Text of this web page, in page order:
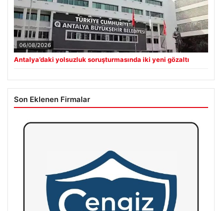
06/08/2026
Antalya’daki yolsuzluk soruşturmasında iki yeni gözaltı
Son Eklenen Firmalar